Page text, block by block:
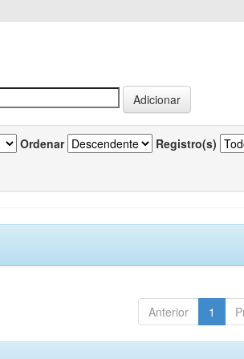
Ordenar Registro(s)
Anterior 1